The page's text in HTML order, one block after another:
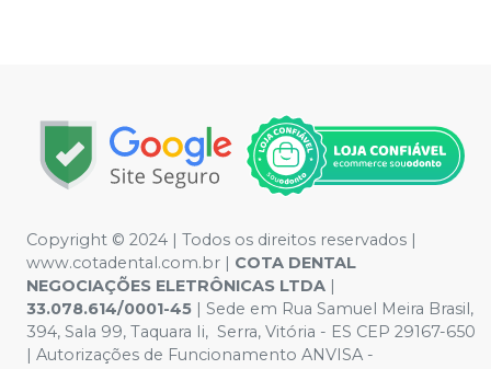
Copyright © 2024 | Todos os direitos reservados |
www.cotadental.com.br | COTA DENTAL
NEGOCIAÇÕES ELETRÔNICAS LTDA |
33.078.614/0001-45 | Sede em Rua Samuel Meira Brasil,
394, Sala 99, Taquara Ii, Serra, Vitória - ES CEP 29167-650
| Autorizações de Funcionamento ANVISA -